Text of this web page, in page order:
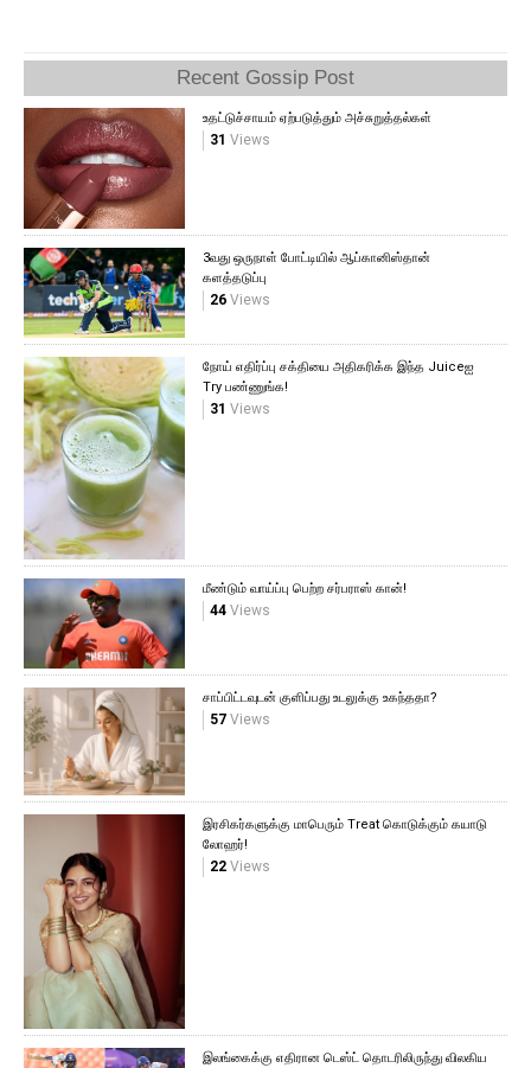
Recent Gossip Post
உதட்டுச்சாயம் ஏற்படுத்தும் அச்சுறுத்தல்கள்
31 Views
3வது ஒருநாள் போட்டியில் ஆப்கானிஸ்தான்
களத்தடுப்பு
26Views
நோய் எதிர்ப்பு சக்தியை அதிகரிக்க இந்த Juiceஐ
Try பண்ணுங்க!
31 Views
மீண்டும் வாய்ப்பு பெற்ற சர்பராஸ் கான்!
44Views
சாப்பிட்டவுடன் குளிப்பது உடலுக்கு உகந்ததா?
57Views
இரசிகர்களுக்கு மாபெரும் Treat கொடுக்கும் கயாடு
லோஹர்!
22Views
இலங்கைக்கு எதிரான டெஸ்ட் தொடரிலிருந்து விலகிய